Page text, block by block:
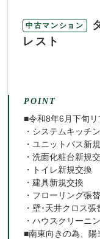
中古マンション
レスト
POINT
■令和8年6月下旬
・システムキッチ
・ユニットバス新
・洗面化粧台新規
・トイレ新規交換
・建具新規交換
・フローリング張
・壁･天井クロス張
・ハウスクリーニ
■南東向きの為、陽